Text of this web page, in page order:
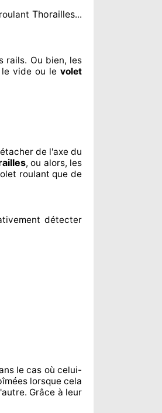
Thorailles...
rails. Ou bien, les
le vide ou levolet
de l'axe du
, ou alors, les
roulant que de
détecter
le cas où celui-
lorsque cela
. Grâce à leur